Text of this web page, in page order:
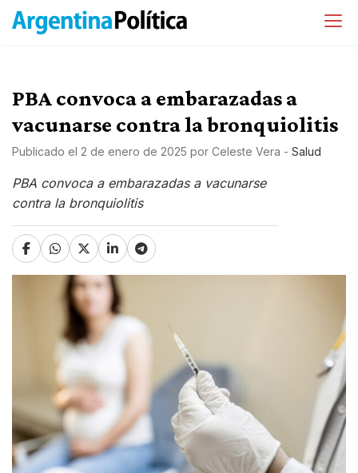
PBA convoca a embarazadas a
vacunarse contra la bronquiolitis
Publicado el 2 de enero de 2025 por Celeste Vera - Salud
PBA convoca a embarazadas a vacunarse
contra la bronquiolitis